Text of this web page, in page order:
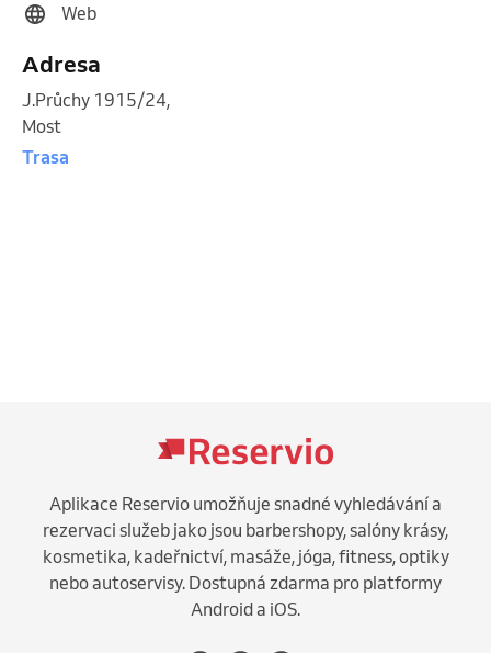
Web
Adresa
J.Průchy 1915/24,
Most
Trasa
Aplikace Reservio umožňuje snadné vyhledávání a
rezervaci služeb jako jsou barbershopy, salóny krásy,
kosmetika, kadeřnictví, masáže, jóga, fitness, optiky
nebo autoservisy. Dostupná zdarma pro platformy
Android a iOS.